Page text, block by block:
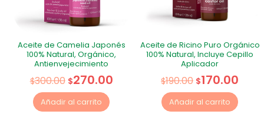
Aceite de Camelia Japonés
100% Natural, Orgánico,
Antienvejecimiento
$300.00 $270.00
Añadir al carrito
Aceite de Ricino Puro Orgánico
100% Natural, Incluye Cepillo
Aplicador
$190.00 $170.00
Añadir al carrito